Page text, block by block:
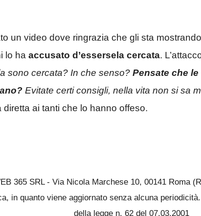
un video dove ringrazia che gli sta mostrando
lo ha accusato d’essersela cercata.
sono cercata? In che senso? Pensate che le
Evitate certi consigli, nella vita non si sa
ai tanti che lo hanno offeso.
365 SRL - Via Nicola Marchese 10, 00141 Roma
in quanto viene aggiornato senza alcuna
della legge n. 62 del 07.03.2001